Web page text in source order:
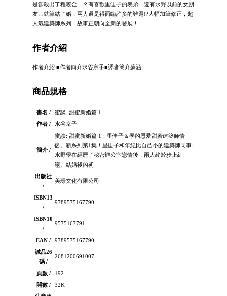
是卻殺出了程咬金…？有喜歡里佳子的表弟，還有水野以前的女朋
友…就算結了婚，兩人還是得面臨許多的難題!?大幅加筆修正，超
人氣建築師系列，故事正朝向全新的發展！
作者介紹
作者介紹 ■作者簡介水谷京子■譯者簡介蘇涵
商品規格
書名 /
蜜談: 甜蜜新婚篇 1
作者 /
水谷京子
簡介 /
蜜談: 甜蜜新婚篇 1：里佳子＆學的恩愛甜蜜建築師情
侶。新系列第1集！里佳子和年紀比自己小的建築師同事‧
水野學在經歷了秘密辦公室戀情後，兩人終於步上紅
毯。結婚後的初
出版社
/
美璟文化有限公司
ISBN13
/
9789575167790
ISBN10
/
9575167791
EAN /
9789575167790
誠品26
碼 /
2681200691007
頁數 /
192
開數 /
32K